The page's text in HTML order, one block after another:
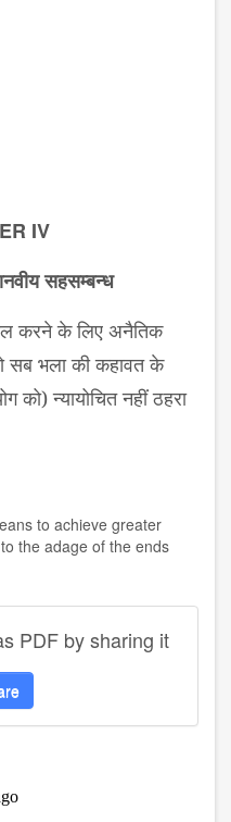
IV
सहसम्बन्ध
करने के लिए अनैतिक
सब भला की कहावत के
को) न्यायोचित नहींठहरा
to achieve greater
the adage of the ends
PDF by sharing it